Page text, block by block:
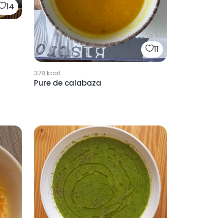
14
11
378 kcal
Pure de calabaza